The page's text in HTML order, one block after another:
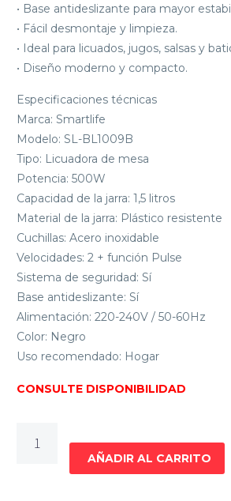
• Base antideslizante para mayor
• Fácil desmontaje y limpieza.
• Ideal para licuados, jugos, salsas y
• Diseño moderno y compacto.
Especificaciones técnicas
Marca: Smartlife
Modelo: SL-BL1009B
Tipo: Licuadora de mesa
Potencia: 500W
Capacidad de la jarra: 1,5 litros
Material de la jarra: Plástico resistente
Cuchillas: Acero inoxidable
Velocidades: 2 + función Pulse
Sistema de seguridad: Sí
Base antideslizante: Sí
Alimentación: 220-240V / 50-60Hz
Color: Negro
Uso recomendado: Hogar
CONSULTE DISPONIBILIDAD
SMARTLIFE
AÑADIR AL CARRITO